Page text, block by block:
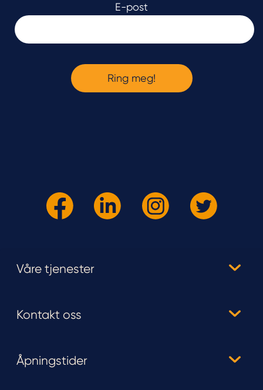
E-post
Våre tjenester
Kontakt oss
Åpningstider